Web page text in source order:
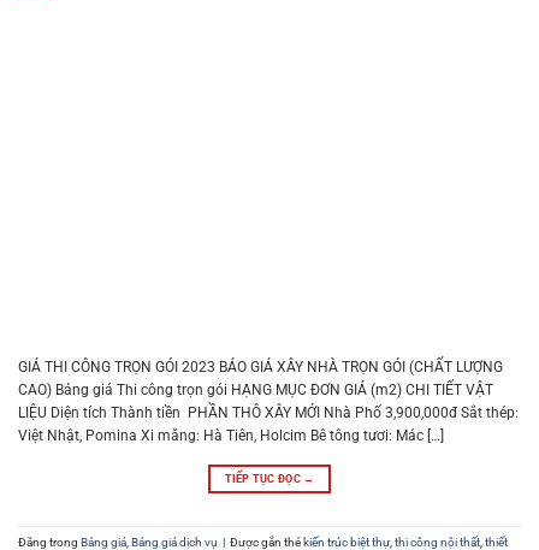
GIÁ THI CÔNG TRỌN GÓI 2023 BÁO GIÁ XÂY NHÀ TRỌN GÓI (CHẤT LƯỢNG
CAO) Bảng giá Thi công trọn gói HẠNG MỤC ĐƠN GIÁ (m2) CHI TIẾT VẬT
LIỆU Diện tích Thành tiền PHẦN THÔ XÂY MỚI Nhà Phố 3,900,000đ Sắt thép:
Việt Nhật, Pomina Xi măng: Hà Tiên, Holcim Bê tông tươi: Mác […]
TIẾP TỤC ĐỌC →
Đăng trong Bảng giá Bảng giá dịch vụ | Được gắn thẻ kiến trúc biệt thự, thi công nội thất thiết